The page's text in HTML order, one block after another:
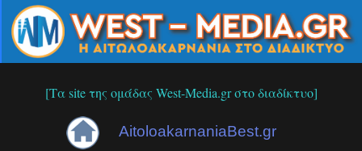
[Τα site της ομάδας West-Media.gr στο διαδίκτυο]
AitoloakarnaniaBest.gr